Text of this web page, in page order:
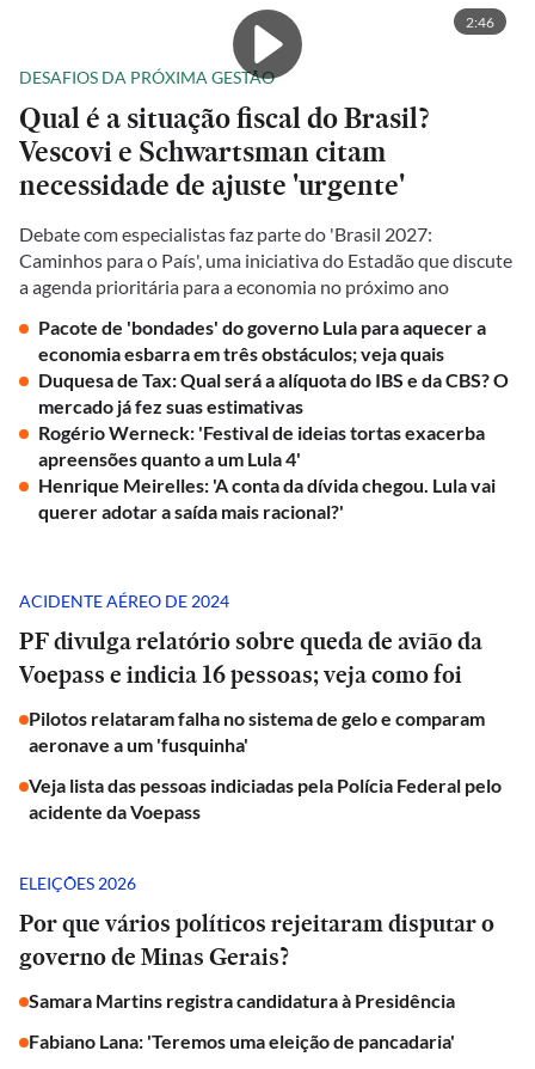
2:46
DESAFIOS DA PRÓXIMA GESTÃO
Qual é a situação fiscal do Brasil?
Vescovi e Schwartsman citam
necessidade de ajuste 'urgente'
Debate com especialistas faz parte do 'Brasil 2027:
Caminhos para o País', uma iniciativa do Estadão que discute
a agenda prioritária para a economia no próximo ano
Pacote de 'bondades' do governo Lula para aquecer a
economia esbarra em três obstáculos; veja quais
Duquesa de Tax: Qual será a alíquota do IBS e da CBS? O
mercado já fez suas estimativas
Rogério Werneck: 'Festival de ideias tortas exacerba
apreensões quanto a um Lula 4'
Henrique Meirelles: 'A conta da dívida chegou. Lula vai
querer adotar a saída mais racional?'
ACIDENTE AÉREO DE 2024
PF divulga relatório sobre queda de avião da
Voepass e indicia 16 pessoas; veja como foi
Pilotos relataram falha no sistema de gelo e comparam
aeronave a um 'fusquinha'
Veja lista das pessoas indiciadas pela Polícia Federal pelo
acidente da Voepass
ELEIÇÕES 2026
Por que vários políticos rejeitaram disputar o
governo de Minas Gerais?
Samara Martins registra candidatura à Presidência
Fabiano Lana: 'Teremos uma eleição de pancadaria'